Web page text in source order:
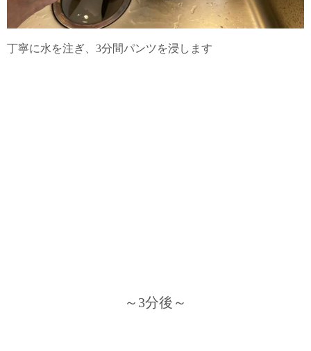
丁寧に水を注ぎ、3分間パンツを浸します
～3分後～